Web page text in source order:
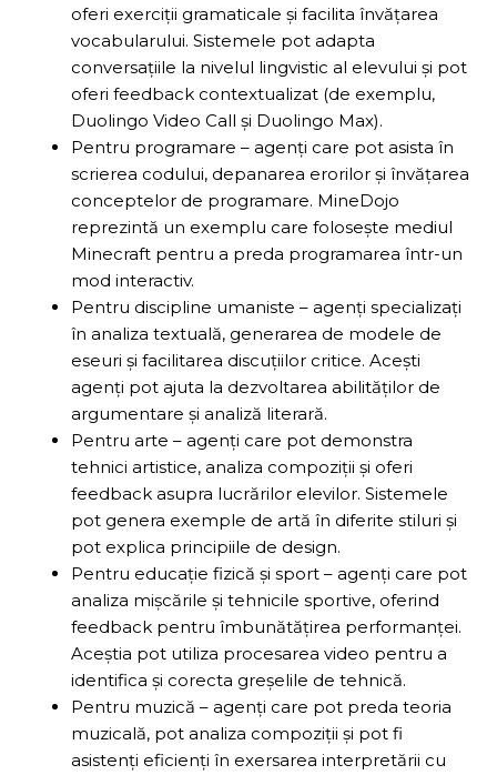
oferi exerciții gramaticale și facilita învățarea
vocabularului. Sistemele pot adapta
conversațiile la nivelul lingvistic al elevului și pot
oferi feedback contextualizat (de exemplu,
Duolingo Video Call și Duolingo Max).
Pentru programare – agenți care pot asista în
scrierea codului, depanarea erorilor și învățarea
conceptelor de programare. MineDojo
reprezintă un exemplu care folosește mediul
Minecraft pentru a preda programarea într-un
mod interactiv.
Pentru discipline umaniste – agenți specializați
în analiza textuală, generarea de modele de
eseuri și facilitarea discuțiilor critice. Acești
agenți pot ajuta la dezvoltarea abilităților de
argumentare și analiză literară.
Pentru arte – agenți care pot demonstra
tehnici artistice, analiza compoziții și oferi
feedback asupra lucrărilor elevilor. Sistemele
pot genera exemple de artă în diferite stiluri și
pot explica principiile de design.
Pentru educație fizică și sport – agenți care pot
analiza mișcările și tehnicile sportive, oferind
feedback pentru îmbunătățirea performanței.
Aceștia pot utiliza procesarea video pentru a
identifica și corecta greșelile de tehnică.
Pentru muzică – agenți care pot preda teoria
muzicală, pot analiza compoziții și pot fi
asistenți eficienți în exersarea interpretării cu